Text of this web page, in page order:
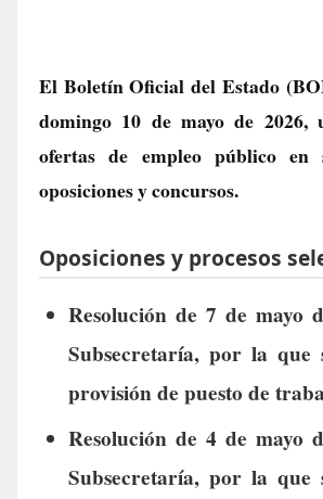
El Boletín Oficial del Estado
domingo 10 de mayo de 2026,
ofertas de empleo públicoen
oposiciones y concursos.
Oposiciones y procesos
Resolución de 7 de mayo
Subsecretaría, por la que
provisión de puesto de
Resolución de 4 de mayo
Subsecretaría, por la que